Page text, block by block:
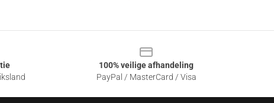
100% veilige afhandeling
PayPal / MasterCard / Visa